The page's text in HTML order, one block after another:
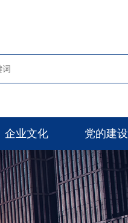
企业文化 党的建设